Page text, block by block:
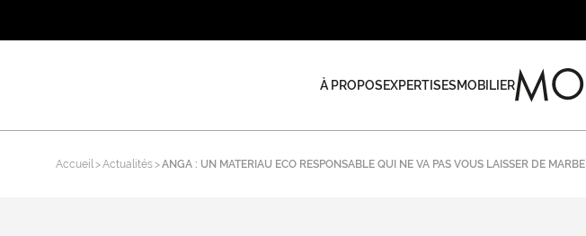
À PROPOSEXPERTISESMOBILIER
Accueil Actualités ANGA : UN MATERIAU ECO RESPONSABLE QUI NE VA PAS VOUS LAISSER DE MARBE